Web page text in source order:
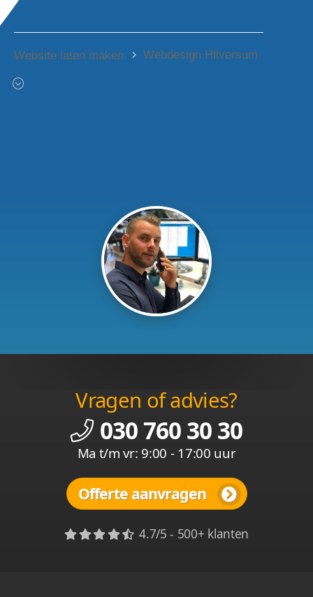
Website laten maken Webdesign Hilversum
Vragen of advies?
030 760 30 30
Ma t/m vr: 9:00 - 17:00 uur
Offerte aanvragen
4.7/5 - 500+ klanten